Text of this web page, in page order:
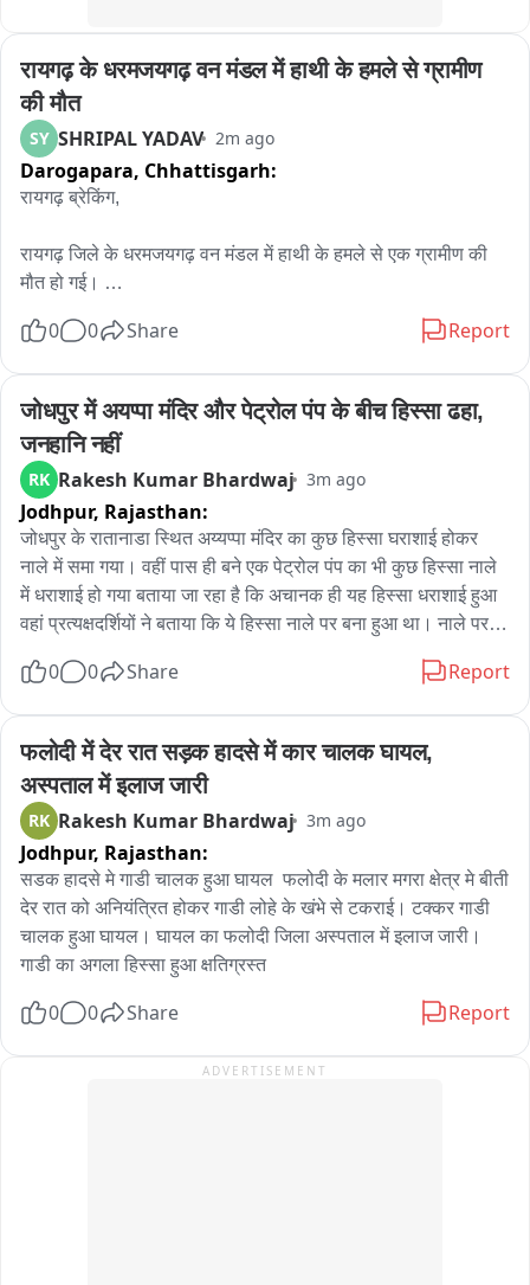
रायगढ़ के धरमजयगढ़ वन मंडल में हाथी के हमले से ग्रामीण
की मौत
SY SHRIPAL YADAV 2m ago
Darogapara, Chhattisgarh:
रायगढ़ ब्रेकिंग,
रायगढ़ जिले के धरमजयगढ़ वन मंडल में हाथी के हमले से एक ग्रामीण की
मौत हो गई।
घटना बाकारुमा रेंज क्षेत्र की बताई जा रही है। जंगल से हाथी के बस्ती में
हमला कर दिया।
मृतक की पहचान जमवीरा निवासी रतन गुप्ता उर्फ चंदन के रूप में हुई है।
हाथी के हमले में गंभीर रूप से घायल ग्रामीण की मौत हो गई।
धरमजयगढ़ वन मंडल में फिलहाल 130 हाथियों का दल मौजूद है, जिससे
आसपास के ग्रामीणों में दहशत का माहौल है।
और हाथियों से दूरी बनाए रखने की अपील कर रही है।
0 0 Share Report
जोधपुर में अयप्पा मंदिर और पेट्रोल पंप के बीच हिस्सा ढहा,
जनहानि नहीं
RK Rakesh Kumar Bhardwaj 3m ago
Jodhpur, Rajasthan:
जोधपुर के रातानाडा स्थित अय्यप्पा मंदिर का कुछ हिस्सा घराशाई होकर
नाले में समा गया। वहीं पास ही बने एक पेट्रोल पंप का भी कुछ हिस्सा नाले
में धराशाई हो गया बताया जा रहा है कि अचानक ही यह हिस्सा धराशाई हुआ
वहां प्रत्यक्षदर्शियों ने बताया कि ये हिस्सा नाले पर बना हुआ था। नाले पर ही
था वहीं प्रत्यक्षदर्शियों ने बताया कि किसी तरह की कोई जनहानि नहीं हुई ना
बीच का हिस्सा धराशाई होने से एक बार अफरा तफरी का माहौल हो गया
लेकिन राहत की सांस जब मिली जब पता चला कि किसी तरह की कोई
जनहानि नहीं हुई फिलहाल प्रशासन मौके पर पहुंचा
0 0 Share Report
फलोदी में देर रात सड़क हादसे में कार चालक घायल,
अस्पताल में इलाज जारी
RK Rakesh Kumar Bhardwaj 3m ago
Jodhpur, Rajasthan:
सडक हादसे मे गाडी चालक हुआ घायल  फलोदी के मलार मगरा क्षेत्र मे बीती
देर रात को अनियंत्रित होकर गाडी लोहे के खंभे से टकराई। टक्कर गाडी
चालक हुआ घायल। घायल का फलोदी जिला अस्पताल में इलाज जारी।
गाडी का अगला हिस्सा हुआ क्षतिग्रस्त
0 0 Share Report
ADVERTISEMENT